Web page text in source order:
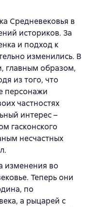
Средневековья в
историков. За
и подход к
изменились. В
главным образом,
из того, что
персонажи
частностях
интерес –
гасконского
несчастных
изменения во
Теперь они
по
а рыцарей с